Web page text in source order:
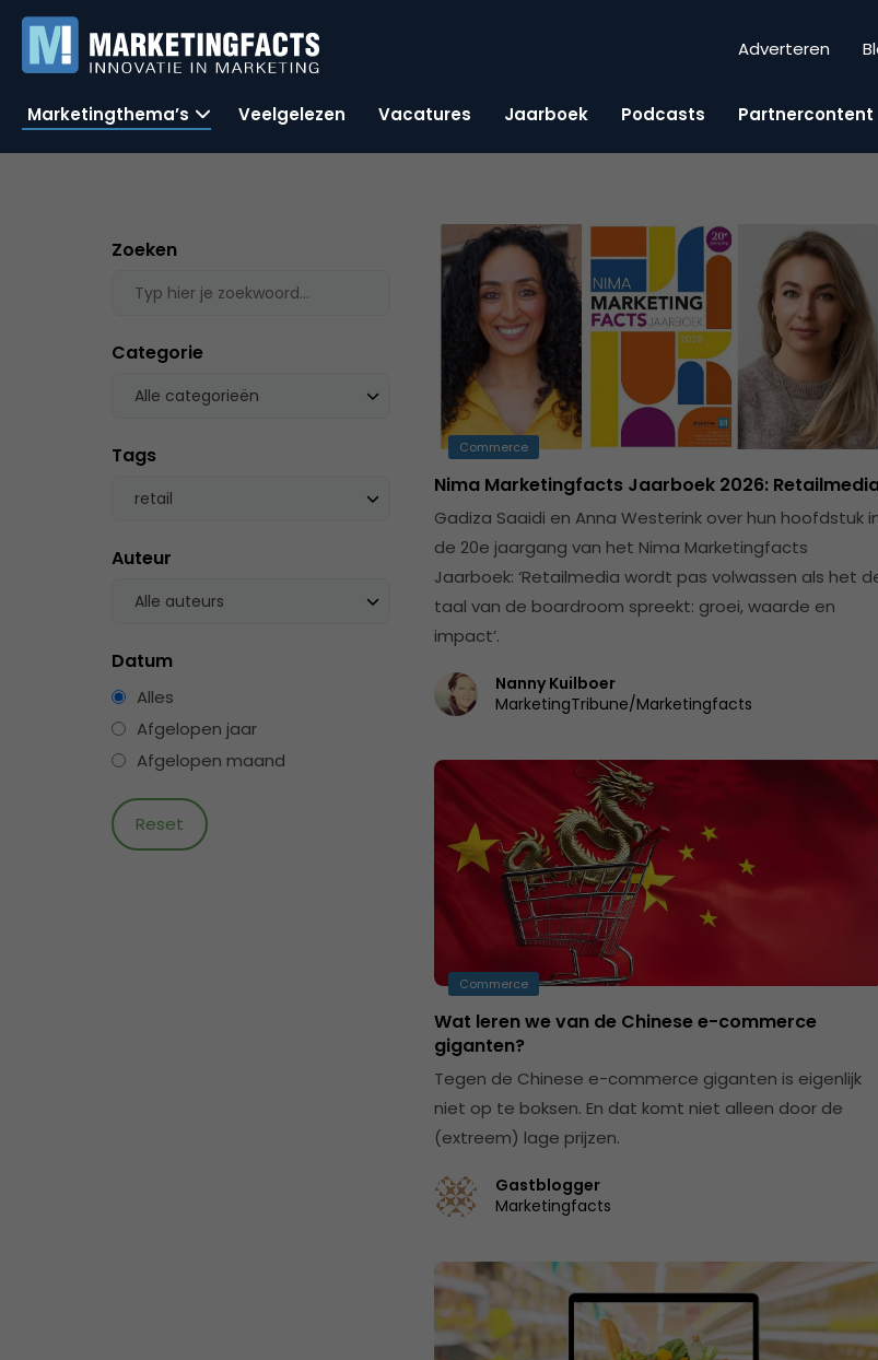
Adverteren
Marketingthema’s Veelgelezen Vacatures Jaarboek Podcasts Partnercontent
Zoeken
Categorie
Alle categorieën
Tags
retail
Auteur
Alle auteurs
Datum
Alles
Afgelopen jaar
Afgelopen maand
Commerce
Nima Marketingfacts Jaarboek 2026:
Gadiza Saaidi en Anna Westerink over hun hoofdstuk
de 20e jaargang van het Nima Marketingfacts
Jaarboek: ‘Retailmedia wordt pas volwassen als het
taal van de boardroom spreekt: groei, waarde en
impact’.
Nanny Kuilboer
MarketingTribune/Marketingfacts
Commerce
Wat leren we van de Chinese e-commerce
giganten?
Tegen de Chinese e-commerce giganten is eigenlijk
niet op te boksen. En dat komt niet alleen door de
(extreem) lage prijzen.
Gastblogger
Marketingfacts